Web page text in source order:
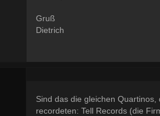
Gruß
Dietrich
Sind das die gleichen Quartinos,
recordeten: Tell Records (die